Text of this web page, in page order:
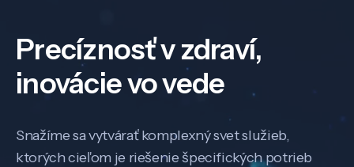
Precíznosť v zdraví,
inovácie vo vede
Snažíme sa vytvárať komplexný svet služieb,
ktorých cieľom je riešenie špecifických potrieb